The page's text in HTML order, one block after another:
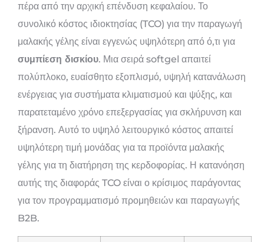
πέρα ​​από την αρχική επένδυση κεφαλαίου. Το
συνολικό κόστος ιδιοκτησίας (TCO) για την παραγωγή
μαλακής γέλης είναι εγγενώς υψηλότερη από ό,τι για
συμπίεση δισκίου. Μια σειρά softgel απαιτεί
πολύπλοκο, ευαίσθητο εξοπλισμό, υψηλή κατανάλωση
ενέργειας για συστήματα κλιματισμού και ψύξης, και
παρατεταμένο χρόνο επεξεργασίας για σκλήρυνση και
ξήρανση. Αυτό το υψηλό λειτουργικό κόστος απαιτεί
υψηλότερη τιμή μονάδας για τα προϊόντα μαλακής
γέλης για τη διατήρηση της κερδοφορίας. Η κατανόηση
αυτής της διαφοράς TCO είναι ο κρίσιμος παράγοντας
για τον προγραμματισμό προμηθειών και παραγωγής
B2B.